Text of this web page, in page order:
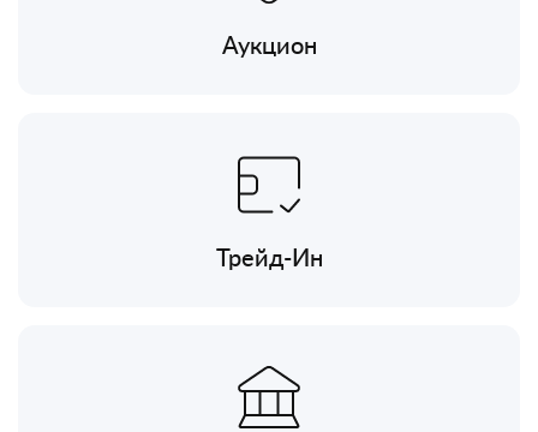
Аукцион
Трейд-Ин